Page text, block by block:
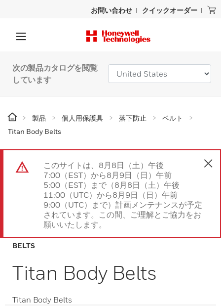
お問い合わせ クイックオーダー
次の製品カタログを閲覧
しています
製品 個人用保護具 落下防止
ベルト
Titan Body Belts
このサイトは、8月8日（土）午後
7:00（EST）から8月9日（日）午前
5:00（EST）まで（8月8日（土）午後
11:00（UTC）から8月9日（日）午前
9:00（UTC）まで）計画メンテナンスが予定
されています。この間、ご理解とご協力をお
願いいたします。
BELTS
Titan Body Belts
Titan Body Belts